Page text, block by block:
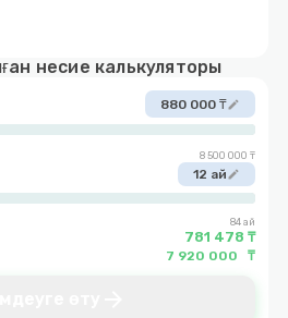
несие калькуляторы
880 000 ₸edit
8 500 000 ₸
12 айedit
84 ай
781 478 ₸
7 920 000 ₸